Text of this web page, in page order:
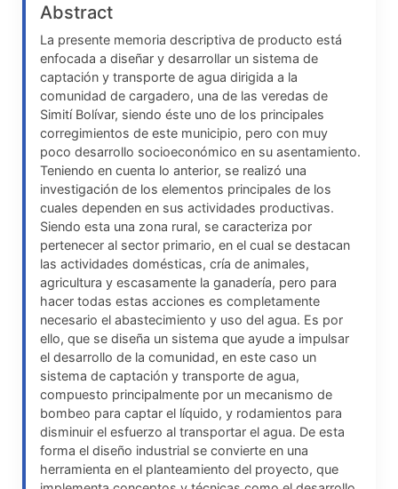
Abstract
La presente memoria descriptiva de producto está
enfocada a diseñar y desarrollar un sistema de
captación y transporte de agua dirigida a la
comunidad de cargadero, una de las veredas de
Simití Bolívar, siendo éste uno de los principales
corregimientos de este municipio, pero con muy
poco desarrollo socioeconómico en su asentamiento.
Teniendo en cuenta lo anterior, se realizó una
investigación de los elementos principales de los
cuales dependen en sus actividades productivas.
Siendo esta una zona rural, se caracteriza por
pertenecer al sector primario, en el cual se destacan
las actividades domésticas, cría de animales,
agricultura y escasamente la ganadería, pero para
hacer todas estas acciones es completamente
necesario el abastecimiento y uso del agua. Es por
ello, que se diseña un sistema que ayude a impulsar
el desarrollo de la comunidad, en este caso un
sistema de captación y transporte de agua,
compuesto principalmente por un mecanismo de
bombeo para captar el líquido, y rodamientos para
disminuir el esfuerzo al transportar el agua. De esta
forma el diseño industrial se convierte en una
herramienta en el planteamiento del proyecto, que